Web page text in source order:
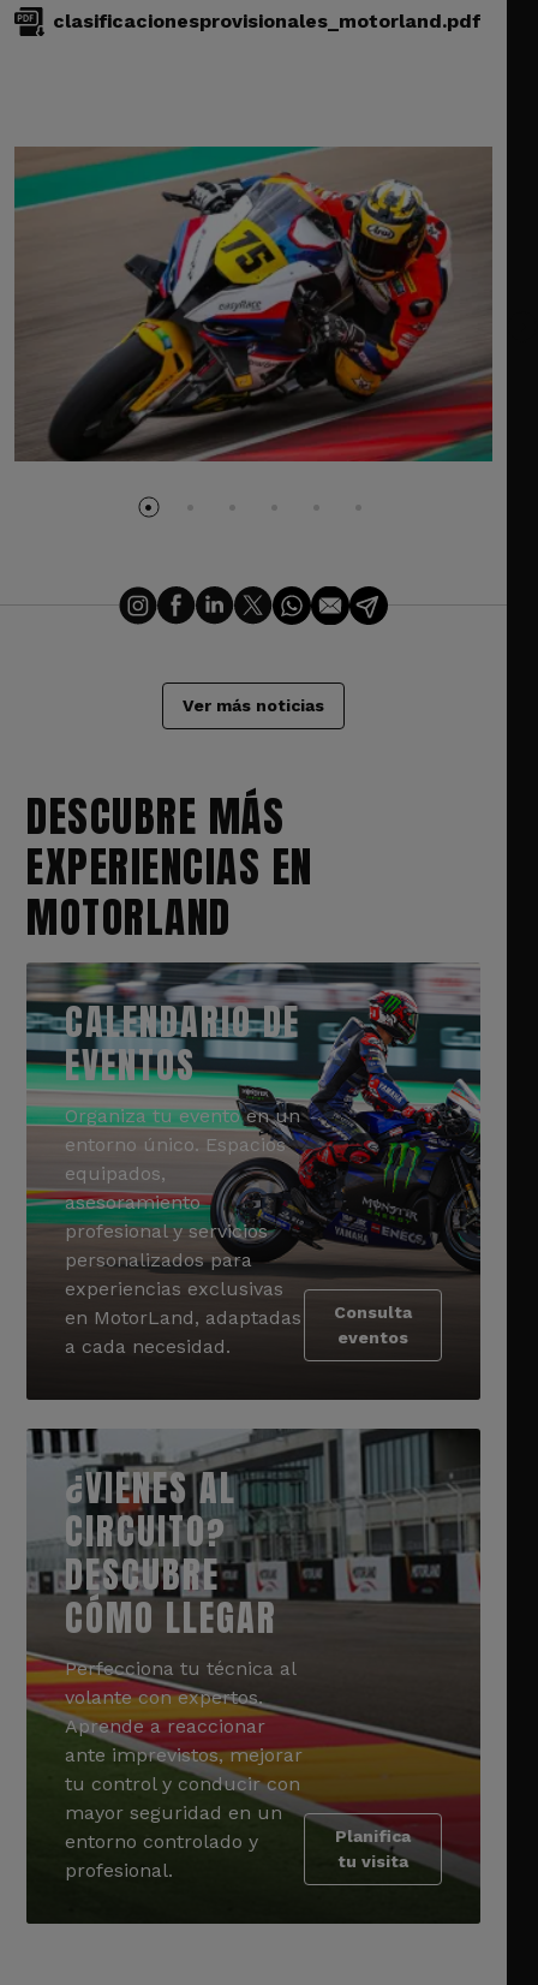
clasificacionesprovisionales_motorland.pdf
Ver más noticias
DESCUBRE MÁS
EXPERIENCIAS EN
MOTORLAND
CALENDARIO DE
EVENTOS
Organiza tu evento en un
entorno único. Espacios
equipados,
asesoramiento
profesional y servicios
personalizados para
experiencias exclusivas
en MotorLand, adaptadas
a cada necesidad.
Consulta
eventos
¿VIENES AL
CIRCUITO?
DESCUBRE
CÓMO LLEGAR
Perfecciona tu técnica al
volante con expertos.
Aprende a reaccionar
ante imprevistos, mejorar
tu control y conducir con
mayor seguridad en un
entorno controlado y
profesional.
Planifica
tu visita